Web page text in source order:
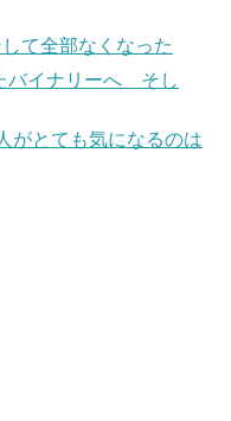
て全部なくなった
バイナリーへ そし
とても気になるのは